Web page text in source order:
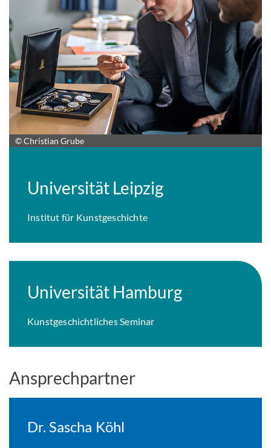
© Christian Grube
Universität Leipzig
Institut für Kunstgeschichte
Universität Hamburg
Kunstgeschichtliches Seminar
Ansprechpartner
Dr. Sascha Köhl